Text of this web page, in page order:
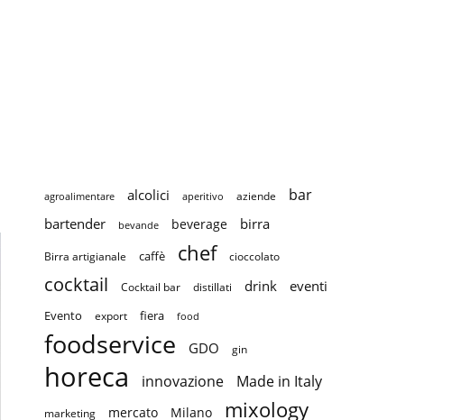
agroalimentare alcolici aperitivo aziende bar
bartender bevande beverage birra
Birra artigianale caffè chef cioccolato
cocktail Cocktail bar distillati drink eventi
Evento export fiera food
foodservice GDO gin
horeca innovazione Made in Italy
marketing mercato Milano mixology